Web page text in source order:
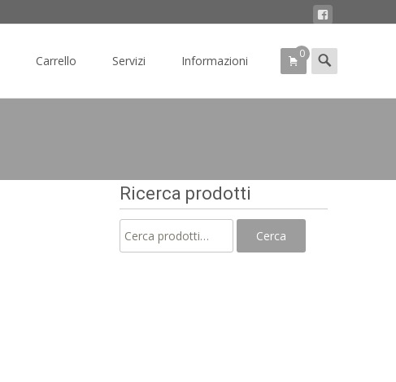
Carrello Servizi Informazioni 0
Search
for:
Ricerca prodotti
Cerca: Cerca